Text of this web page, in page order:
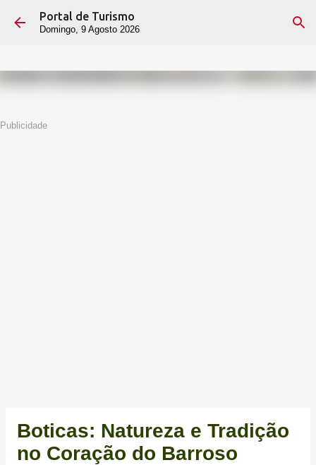
Avançar para o conteúdo principal
Portal de Turismo
Domingo, 9 Agosto 2026
Publicidade
Boticas: Natureza e Tradição
no Coração do Barroso